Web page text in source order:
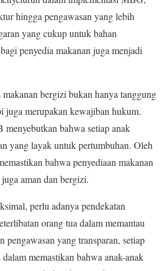
hingga pengawasan yang lebih
yang cukup untuk bahan
penyedia makanan juga menjadi
bergizi bukan hanya tanggung
juga merupakan kewajiban hukum.
bahwa setiap anak
yang layak untuk pertumbuhan. Oleh
bahwa penyediaan makanan
aman dan bergizi.
perlu adanya pendekatan
orang tua dalam memantau
pengawasan yang transparan, setiap
memastikan bahwa anak-anak